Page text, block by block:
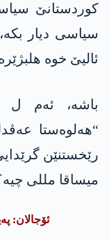
کوردستانێ
سیاسی دیار
ئالیێ خوە
باشە، ئەم ل
“ھەلوەستا
رێخستنێن
میساقا مللی
ئۆجالان: